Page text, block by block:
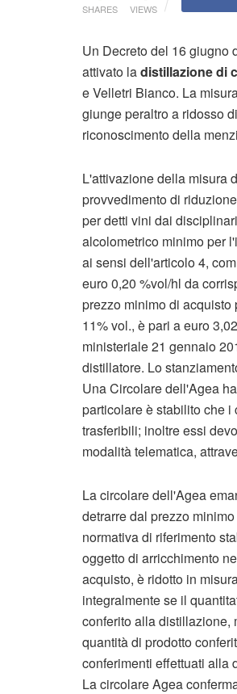
SHARES VIEWS
Un Decreto del 16 giugno
attivato ladistillazione di
e Velletri Bianco. La
giunge peraltro a ridosso
riconoscimento della
L'attivazione della misura
provvedimento di
per detti vini dai
alcolometrico minimo per
ai sensi dell'articolo 4,
euro 0,20 %vol/hl da
prezzo minimo di acquisto
11% vol., è pari a euro
ministeriale 21 gennaio
distillatore. Lo
Una Circolare dell'Agea
particolare è stabilito che
trasferibili; inoltre essi
modalità telematica,
La circolare dell'Agea
detrarre dal prezzo
normativa di riferimento
oggetto di arricchimento
acquisto, è ridotto in
integralmente se il
conferito alla distillazione,
quantità di prodotto
conferimenti effettuati alla
La circolare Agea